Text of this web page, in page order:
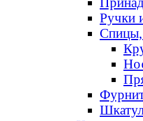
Ручки
Спицы,